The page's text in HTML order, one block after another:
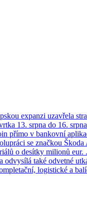
expanzi uzavřela
13. srpna do 16.
přímo v bankovní
se značkou Škoda
o desítky milionů eur.
odvysílá také odvetné
logistické a